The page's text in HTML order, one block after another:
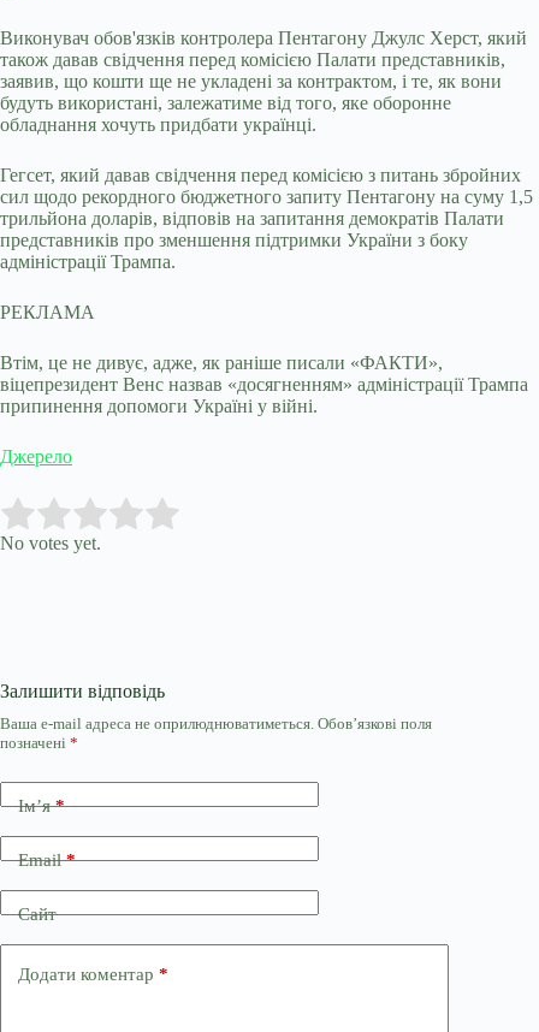
Виконувач обов'язків контролера Пентагону Джулс Херст, який
також давав свідчення перед комісією Палати представників,
заявив, що кошти ще не укладені за контрактом, і те, як вони
будуть використані, залежатиме від того, яке оборонне
обладнання хочуть придбати українці.
Гегсет, який давав свідчення перед комісією з питань збройних
сил щодо рекордного бюджетного запиту Пентагону на суму 1,5
трильйона доларів, відповів на запитання демократів Палати
представників про зменшення підтримки України з боку
адміністрації Трампа.
РЕКЛАМА
Втім, це не дивує, адже, як раніше писали «ФАКТИ»,
віцепрезидент Венс назвав «досягненням» адміністрації Трампа
припинення допомоги Україні у війні.
Джерело
Rate this item:
No votes yet.
Залишити відповідь
Ваша e-mail адреса не оприлюднюватиметься. Обов’язкові поля
позначені *
Ім’я*
Email*
Сайт
Додати коментар *